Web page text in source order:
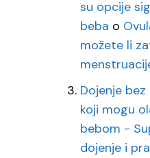
su opcije
beba o
možete li
Dojenje
koji mogu
bebom -
dojenje i